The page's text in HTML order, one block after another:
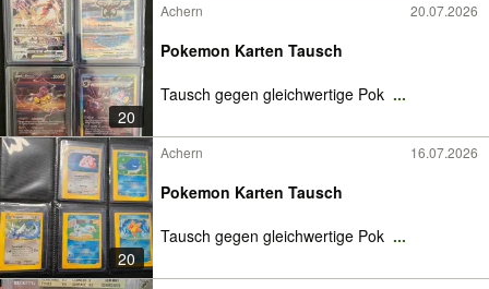
20
Achern 20.07.2026
Pokemon Karten Tausch
Tausch gegen gleichwertige Pok ...
20
Achern 16.07.2026
Pokemon Karten Tausch
Tausch gegen gleichwertige Pok ...